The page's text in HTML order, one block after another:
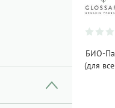
БИО-
(для